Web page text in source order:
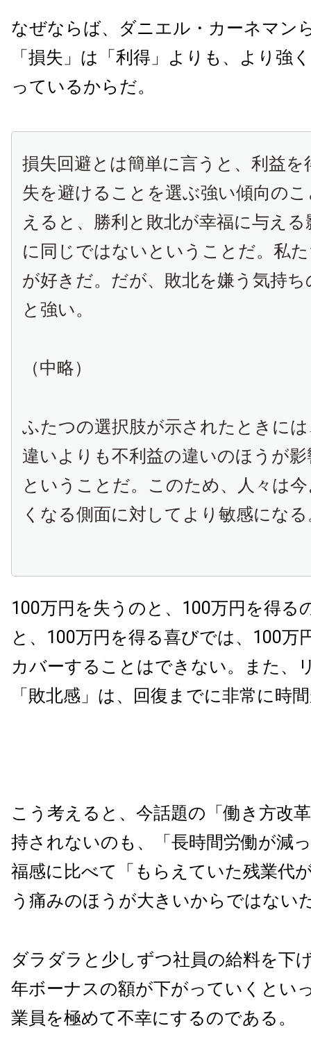
なぜならば、ダニエル・カーネマン
「損失」は「利得」よりも、より強
っているからだ。
損失回避とは簡単に言うと、利益
失を避けることを選ぶ強い傾向の
えると、勝利と敗北が幸福に与え
に同じではないということだ。私
が好きだ。だが、敗北を嫌う気持
と強い。
（中略）
ふたつの選択肢が示されたときに
違いよりも不利益の違いのほうが
ということだ。このため、人々は
くなる側面に対してより敏感にな
100万円を失うのと、100万円を得る
と、100万円を得る喜びでは、100万
カバーすることはできない。また、
「敗北感」は、回復までに非常に時
こう考えると、今話題の「働き方改
持されないのも、「長時間労働が減
福感に比べて「もらえていた残業代
う痛みのほうが大きいからではない
ダラダラと少しずつ社員の給料を下
年ボーナスの額が下がっていくとい
業員を極めて不幸にするのである。